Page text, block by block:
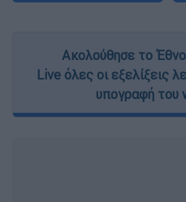
Ακολούθησε το
Live όλες οι εξελίξεις
υπογραφή του